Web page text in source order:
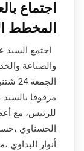
اجتماع
المخطط
اجتمع السيد
والصناعة
مرفوقا
للرئيس، مع
الحسناوي
أنوار